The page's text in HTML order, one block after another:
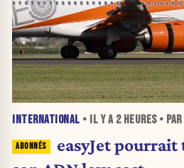
INTERNATIONAL • IL Y A 2 HEURES• PAR
easyJet pourrait